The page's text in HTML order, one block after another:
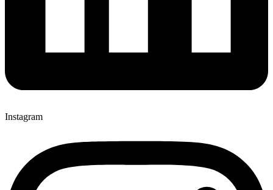
Instagram